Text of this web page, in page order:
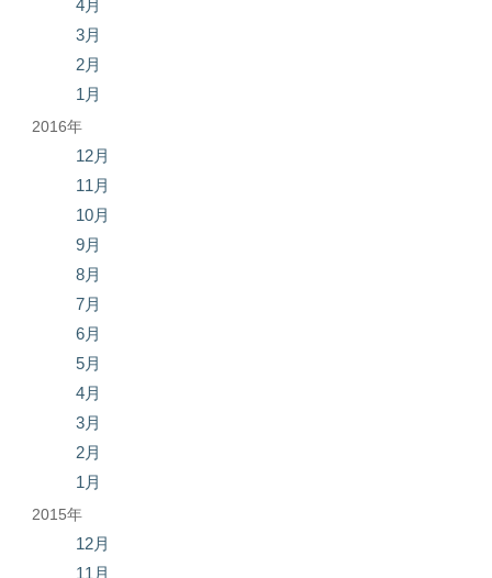
4月
3月
2月
1月
2016年
12月
11月
10月
9月
8月
7月
6月
5月
4月
3月
2月
1月
2015年
12月
11月